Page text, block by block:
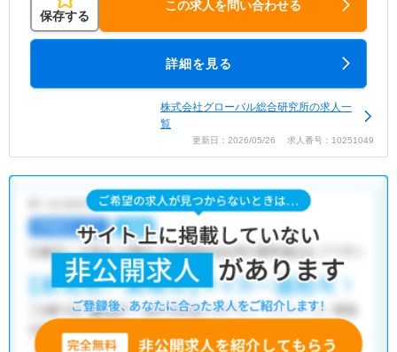
保存する
この求人を問い合わせる
詳細を見る
株式会社グローバル総合研究所の求人一
覧
更新日：2026/05/26 求人番号：10251049